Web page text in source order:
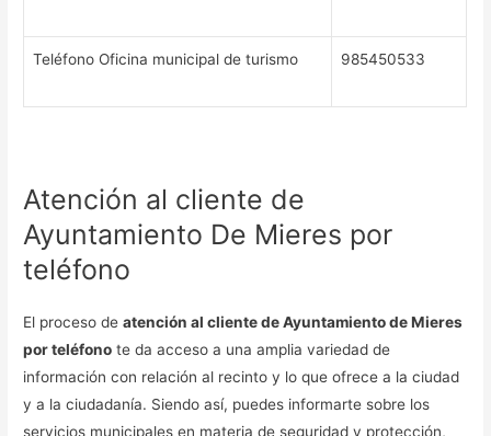
Teléfono Oficina municipal de turismo 985450533
Atención al cliente de
Ayuntamiento De Mieres por
teléfono
El proceso deatención al cliente de Ayuntamiento de Mieres
por teléfono te da acceso a una amplia variedad de
información con relación al recinto y lo que ofrece a la ciudad
y a la ciudadanía. Siendo así, puedes informarte sobre los
servicios municipales en materia de seguridad y protección,